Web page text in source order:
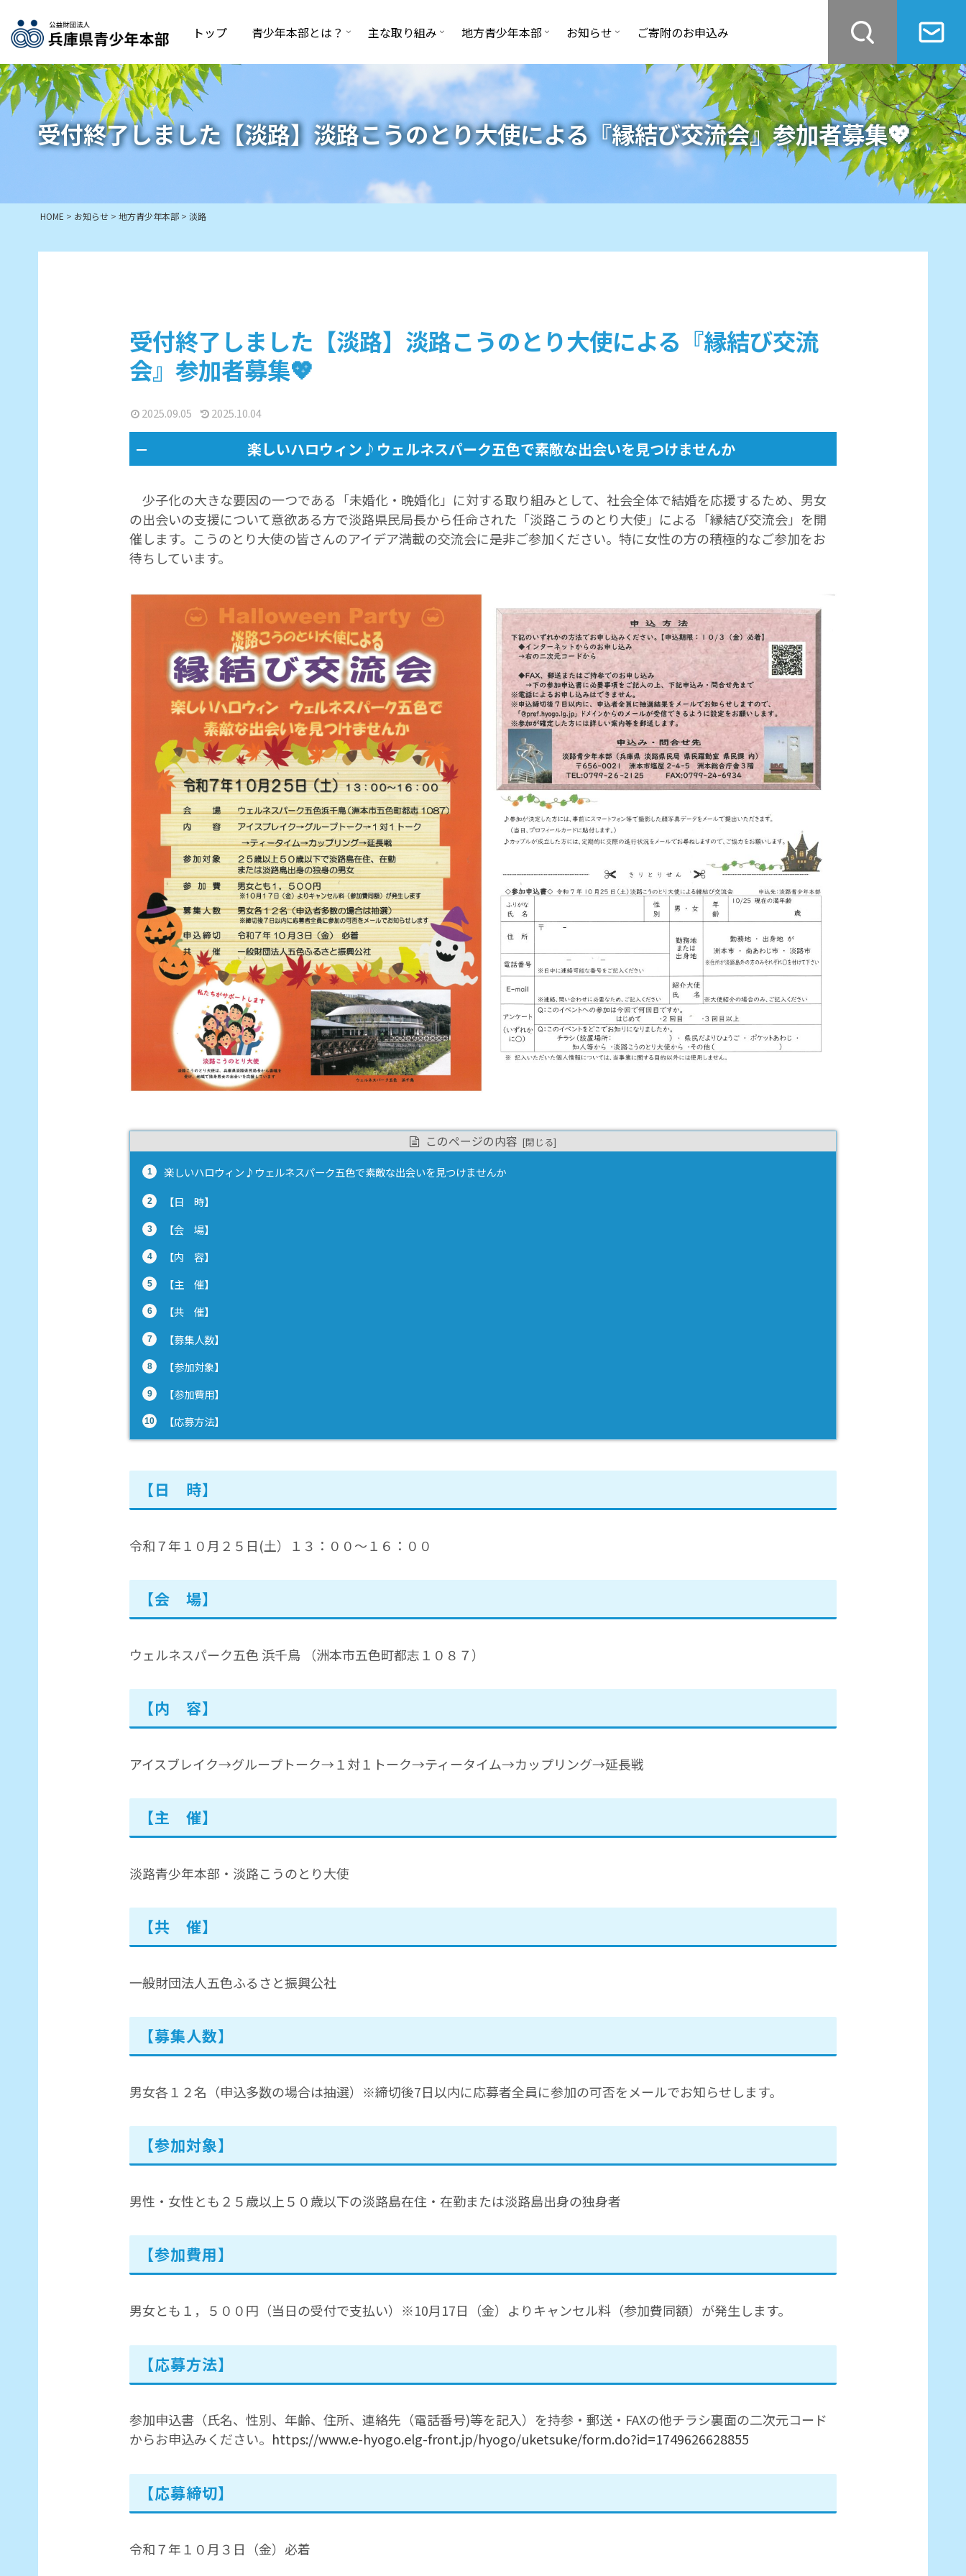
トップ 青少年本部とは？ 主な取り組み 地方青少年本部 お知らせ ご寄附のお申込み
受付終了しました【淡路】淡路こうのとり大使による『縁結び交流会』参加者募集💖
HOME > お知らせ >地方青少年本部 >淡路
受付終了しました【淡路】淡路こうのとり大使による『縁結び交流
会』参加者募集💖
2025.09.05 2025.10.04
楽しいハロウィン♪ウェルネスパーク五色で素敵な出会いを見つけませんか
少子化の大きな要因の一つである「未婚化・晩婚化」に対する取り組みとして、社会全体で結婚を応援するため、男女
の出会いの支援について意欲ある方で淡路県民局長から任命された「淡路こうのとり大使」による「縁結び交流会」を開
催します。こうのとり大使の皆さんのアイデア満載の交流会に是非ご参加ください。特に女性の方の積極的なご参加をお
待ちしています。
このページの内容
楽しいハロウィン♪ウェルネスパーク五色で素敵な出会いを見つけませんか
【日 時】
【会 場】
【内 容】
【主 催】
【共 催】
【募集人数】
【参加対象】
【参加費用】
【応募方法】
【日 時】
令和７年１０月２５日(土）１３：００～１６：００
【会 場】
ウェルネスパーク五色 浜千鳥 （洲本市五色町都志１０８７）
【内 容】
アイスブレイク→グループトーク→１対１トーク→ティータイム→カップリング→延長戦
【主 催】
淡路青少年本部・淡路こうのとり大使
【共 催】
一般財団法人五色ふるさと振興公社
【募集人数】
男女各１２名（申込多数の場合は抽選）※締切後7日以内に応募者全員に参加の可否をメールでお知らせします。
【参加対象】
男性・女性とも２５歳以上５０歳以下の淡路島在住・在勤または淡路島出身の独身者
【参加費用】
男女とも１，５００円（当日の受付で支払い）※10月17日（金）よりキャンセル料（参加費同額）が発生します。
【応募方法】
参加申込書（氏名、性別、年齢、住所、連絡先（電話番号)等を記入）を持参・郵送・FAXの他チラシ裏面の二次元コード
からお申込みください。 https://www.e-hyogo.elg-front.jp/hyogo/uketsuke/form.do?id=1749626628855
【応募締切】
令和７年１０月３日（金）必着